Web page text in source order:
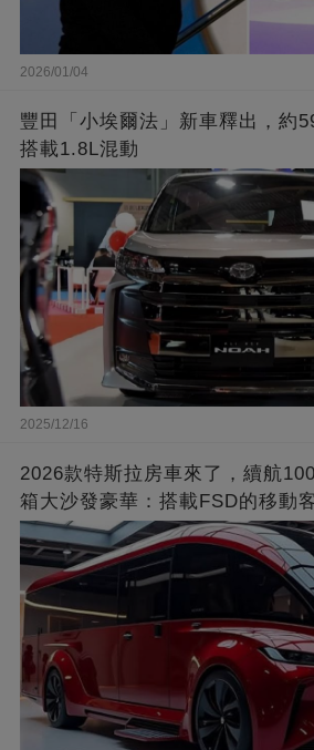
2026/01/04
豐田「小埃爾法」新車釋出，約
搭載1.8L混動
2025/12/16
2026款特斯拉房車來了，續航
箱大沙發豪華：搭載FSD的移動